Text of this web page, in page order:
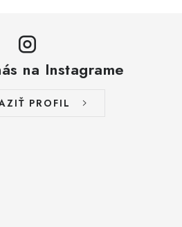
na Instagrame
PROFIL